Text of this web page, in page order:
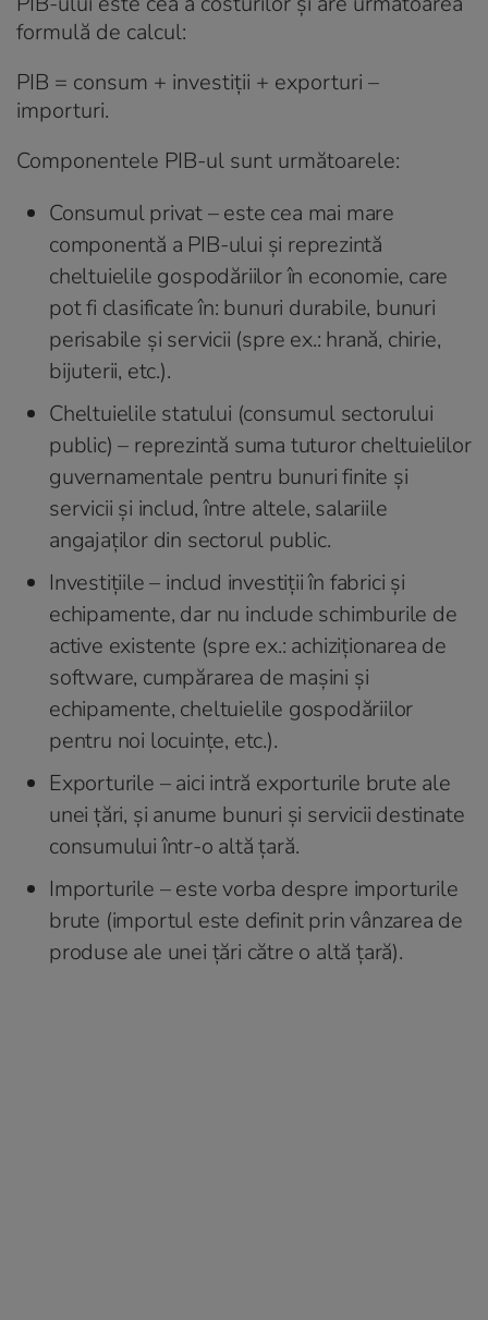
formulă de calcul:
PIB = consum + investiții + exporturi –
importuri.
Componentele PIB-ul sunt următoarele:
Consumul privat – este cea mai mare
componentă a PIB-ului și reprezintă
cheltuielile gospodăriilor în economie, care
pot fi clasificate în: bunuri durabile, bunuri
perisabile și servicii (spre ex.: hrană, chirie,
bijuterii, etc.).
Cheltuielile statului (consumul sectorului
public) – reprezintă suma tuturor cheltuielilor
guvernamentale pentru bunuri finite și
servicii și includ, între altele, salariile
angajaților din sectorul public.
Investițiile – includ investiții în fabrici și
echipamente, dar nu include schimburile de
active existente (spre ex.: achiziționarea de
software, cumpărarea de mașini și
echipamente, cheltuielile gospodăriilor
pentru noi locuințe, etc.).
Exporturile – aici intră exporturile brute ale
unei țări, și anume bunuri și servicii destinate
consumului într-o altă țară.
Importurile – este vorba despre importurile
brute (importul este definit prin vânzarea de
produse ale unei țări către o altă țară).